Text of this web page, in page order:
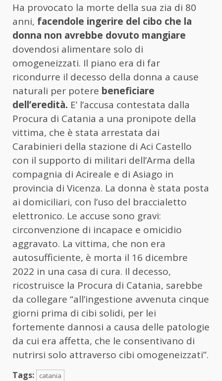
Ha provocato la morte della sua zia di 80
anni, facendole ingerire del cibo che la
donna non avrebbe dovuto mangiare
dovendosi alimentare solo di
omogeneizzati. Il piano era di far
ricondurre il decesso della donna a cause
naturali per potere beneficiare
dell’eredità. E’ l’accusa contestata dalla
Procura di Catania a una pronipote della
vittima, che è stata arrestata dai
Carabinieri della stazione di Aci Castello
con il supporto di militari dell’Arma della
compagnia di Acireale e di Asiago in
provincia di Vicenza. La donna è stata posta
ai domiciliari, con l’uso del braccialetto
elettronico. Le accuse sono gravi:
circonvenzione di incapace e omicidio
aggravato. La vittima, che non era
autosufficiente, è morta il 16 dicembre
2022 in una casa di cura. Il decesso,
ricostruisce la Procura di Catania, sarebbe
da collegare “all’ingestione avvenuta cinque
giorni prima di cibi solidi, per lei
fortemente dannosi a causa delle patologie
da cui era affetta, che le consentivano di
nutrirsi solo attraverso cibi omogeneizzati”.
Tags: catania